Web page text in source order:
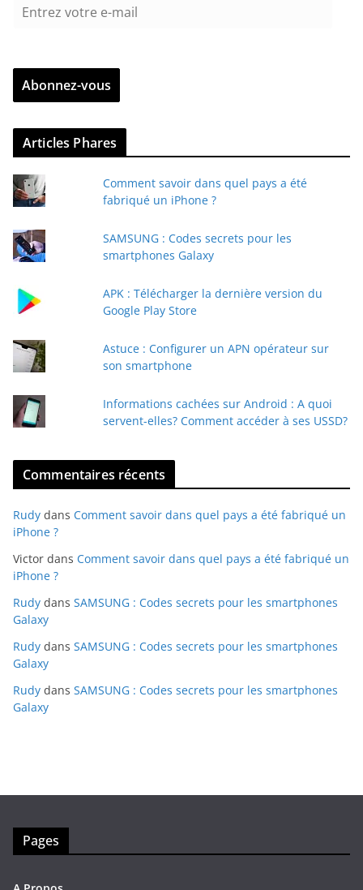
r
z
v
r
e
e
a
Abonnez-vous
Articles Phares
Comment savoir dans quel pays a été
fabriqué un iPhone ?
SAMSUNG : Codes secrets pour les
smartphones Galaxy
APK : Télécharger la dernière version du
Google Play Store
Astuce : Configurer un APN opérateur sur
son smartphone
Informations cachées sur Android : A quoi
servent-elles? Comment accéder à ses USSD?
Commentaires récents
Rudy dans Comment savoir dans quel pays a été fabriqué un
iPhone ?
Victor dans Comment savoir dans quel pays a été fabriqué un
iPhone ?
Rudy dans SAMSUNG : Codes secrets pour les smartphones
Galaxy
Rudy dans SAMSUNG : Codes secrets pour les smartphones
Galaxy
Rudy dans SAMSUNG : Codes secrets pour les smartphones
Galaxy
Pages